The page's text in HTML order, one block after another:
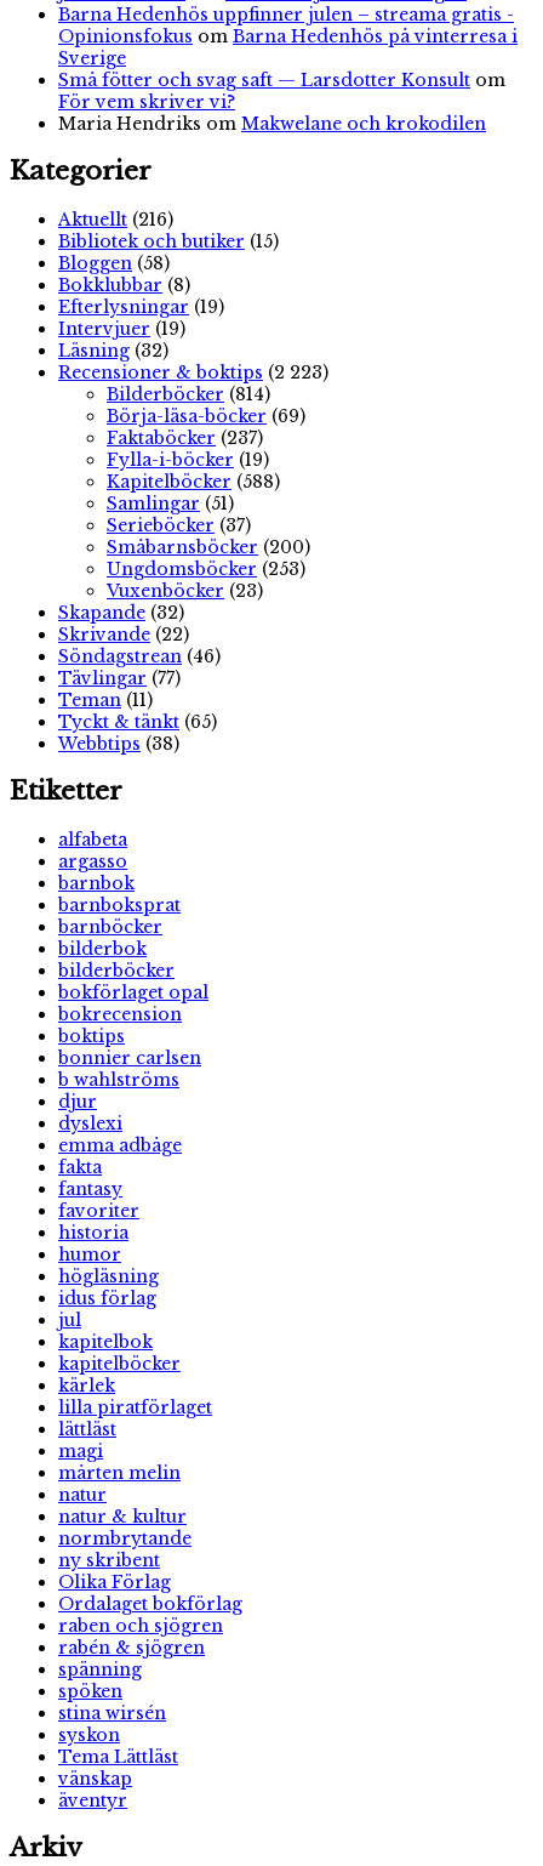
Barna Hedenhös uppfinner julen – streama gratis -
Opinionsfokus om Barna Hedenhös på vinterresa i
Sverige
Små fötter och svag saft — Larsdotter Konsult om
För vem skriver vi?
Maria Hendriks om Makwelane och krokodilen
Kategorier
Aktuellt (216)
Bibliotek och butiker (15)
Bloggen (58)
Bokklubbar (8)
Efterlysningar (19)
Intervjuer (19)
Läsning (32)
Recensioner & boktips (2 223)
Bilderböcker (814)
Börja-läsa-böcker (69)
Faktaböcker (237)
Fylla-i-böcker (19)
Kapitelböcker (588)
Samlingar (51)
Serieböcker (37)
Småbarnsböcker (200)
Ungdomsböcker (253)
Vuxenböcker (23)
Skapande (32)
Skrivande (22)
Söndagstrean (46)
Tävlingar (77)
Teman (11)
Tyckt & tänkt (65)
Webbtips (38)
Etiketter
alfabeta
argasso
barnbok
barnboksprat
barnböcker
bilderbok
bilderböcker
bokförlaget opal
bokrecension
boktips
bonnier carlsen
b wahlströms
djur
dyslexi
emma adbåge
fakta
fantasy
favoriter
historia
humor
högläsning
idus förlag
jul
kapitelbok
kapitelböcker
kärlek
lilla piratförlaget
lättläst
magi
mårten melin
natur
natur & kultur
normbrytande
ny skribent
Olika Förlag
Ordalaget bokförlag
raben och sjögren
rabén & sjögren
spänning
spöken
stina wirsén
syskon
Tema Lättläst
vänskap
äventyr
Arkiv